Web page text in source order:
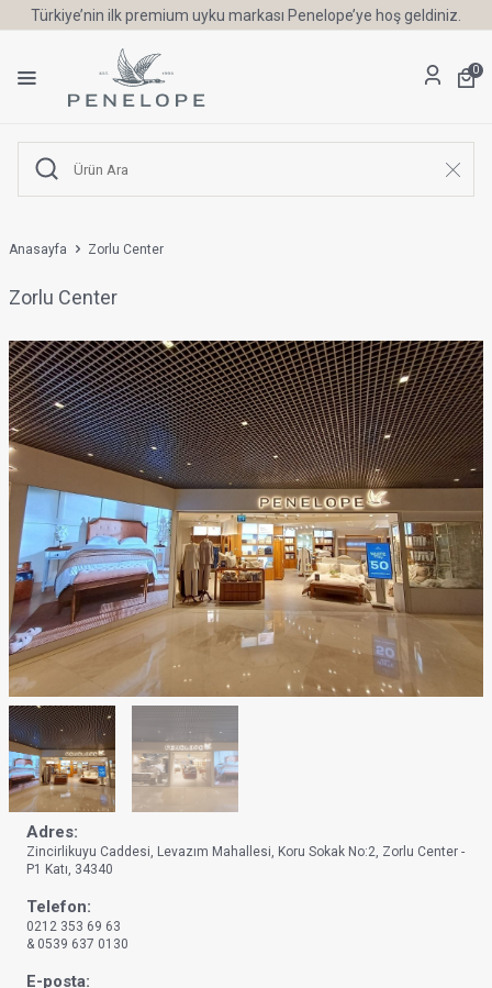
Türkiye’nin ilk premium uyku markası Penelope’ye hoş geldiniz.
0
Anasayfa Zorlu Center
Zorlu Center
Adres:
Zincirlikuyu Caddesi, Levazım Mahallesi, Koru Sokak No:2, Zorlu Center -
P1 Katı, 34340
Telefon:
0212 353 69 63
& 0539 637 0130
E-posta: